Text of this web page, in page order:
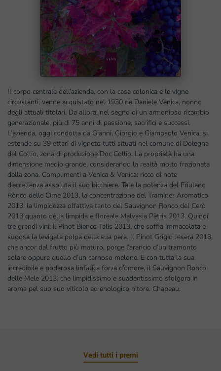
Il corpo centrale dell’azienda, con la casa colonica e le vigne
circostanti, venne acquistato nel 1930 da Daniele Venica, nonno
degli attuali titolari. Da allora, nel segno di un armonioso ricambio
generazionale, più di 75 anni di passione, sacrifici e successi.
L’azienda, oggi condotta da Gianni, Giorgio e Giampaolo Venica, si
estende su 39 ettari di vigneto tutti situati nel comune di Dolegna
del Collio, zona di produzione Doc Collio. La proprietà ha una
dimensione medio grande, considerando la realtà molto frazionata
della zona. Complimenti a Venica & Venica: ricco di note
d’eccellenza assoluta il suo bicchiere. Tale la potenza del Friulano
Rònco delle Cime 2013, la concentrazione del Traminer Aromatico
2013, la limpidezza olfattiva tanto del Sauvignon Ronco del Cerò
2013 quanto della limpida e floreale Malvasia Pètris 2013. Quindi
tre grandi vini: il Pinot Bianco Talis 2013, che soffia immacolata e
sugosa la levigata polpa della sua pera. Il Pinot Grigio Jesera 2013,
che ancor dal frutto più maturo, porge l’arancio d’un tramonto
solare oppure quello d’un carnoso melone. E con tutta la sua
incredibile e poderosa linfatica forza d’omore, il Sauvignon Ronco
delle Mele 2013, che limpidissimo e suadentissimo sfolgora in
aroma pel suo suo viticolo ed enologico nitore. Chapeau.
Vedi tutti i premi